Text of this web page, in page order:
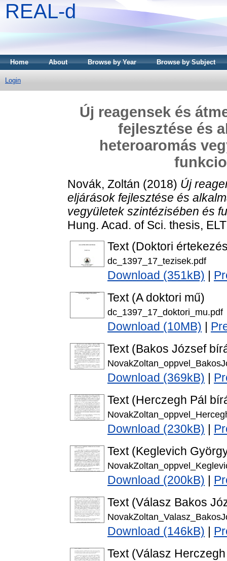
REAL-d
Home About Browse by Year Browse by Subject
Login
Új reagensek és
fejlesztése és
heteroaromás
Novák, Zoltán (2018) Új
eljárások fejlesztése és
vegyületek szintézisében és
Hung. Acad. of Sci. thesis,
Text (Doktori
dc_1397_17_tezisek.pdf
Download (351kB)
Text (A doktori mű)
dc_1397_17_doktori_mu.pdf
Download (10MB)
Text (Bakos József
Download (369kB)
Text (Herczegh Pál
Download (230kB)
Text (Keglevich
Download (200kB)
Text (Válasz Bakos
Download (146kB)
Text (Válasz